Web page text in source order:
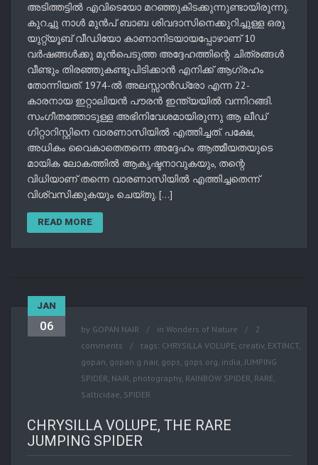
അടിത്തട്ടിൽ എവിടെയോ മറഞ്ഞുകിടക്കുന്നുണ്ടായിരുന്നു.
കുറച്ചു നാൾ മുൻപ്‌ ബാബ ശിവദാസിനെക്കുറിച്ചുള്ള ഒരു
യുറ്റ്യൂബ്‌ വീഡിയോ കാണാനിടയായപ്പോഴാണ്‌ 10
വർഷങ്ങൾക്കു മുൻപെടുത്ത അദ്ദേഹത്തിന്റെ ചിത്രങ്ങൾ
വീണ്ടും തിരഞ്ഞുകണ്ടൂപിടിക്കാൻ എനിക്ക്‌ ആഗ്രഹം
തോന്നിയത്‌. 1974-ൽ അലസ്സാൻഡ്രോ എന്ന 22-
കാരനായ ഇറ്റാലിയൻ പൗരൻ ഇന്ത്യയിൽ വന്നിറങ്ങി.
സംഗീതത്തോടുള്ള അഭിനിവേശമായിരുന്നു ആ ലീഡ്‌
ഗിറ്റാറിസ്റ്റിനെ വാരണാസിയിൽ എത്തിച്ചത്‌. പക്ഷേ,
അധികം വൈകാതെതന്നെ അദ്ദേഹം ആത്മീയതയുടെ
മായിക ലോകത്തിൽ ആകൃഷ്ടനാവുകയും, തന്റെ
വിധിയാണ്‌ തന്നെ വാരണാസിയിൽ എത്തിച്ചതെന്ന്‌
വിശ്വസിക്കുകയും ചെയ്തു. […]
READ MORE
JAN
06 by GOPAN NAIR in Wonders of Nature
2
comments
tags: CHRYSILLA VOLUPE, creativ, EXTINCT,
gopan, gopan g nair, gops, gops.org, india,JUMPING
SPIDER, NAIR, photography, RAINBOW SPIDER, RARE,
Salticidae, SPIDER
CHRYSILLA VOLUPE, THE RARE
JUMPING SPIDER